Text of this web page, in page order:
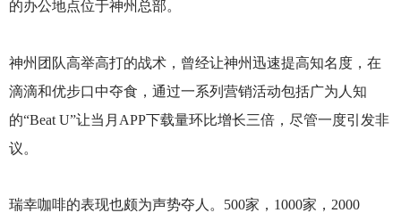
的办公地点位于神州总部。
神州团队高举高打的战术，曾经让神州迅速提高知名度，在
滴滴和优步口中夺食，通过一系列营销活动包括广为人知
的“Beat U”让当月APP下载量环比增长三倍，尽管一度引发非
议。
瑞幸咖啡的表现也颇为声势夺人。500家，1000家，2000